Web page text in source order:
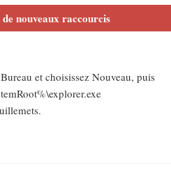
nouveaux raccourcis
et choisissez Nouveau, puis